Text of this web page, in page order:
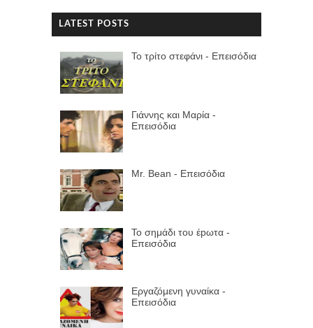
LATEST POSTS
Το τρίτο στεφάνι - Επεισόδια
Γιάννης και Μαρία -
Επεισόδια
Mr. Bean - Επεισόδια
Το σημάδι του έpωτα -
Επεισόδια
Εργαζόμενη γυναίκα -
Επεισόδια